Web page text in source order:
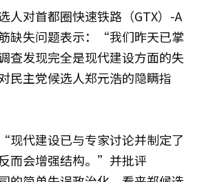
人对首都圈快速铁路（GTX）-A
缺失问题表示：“我们昨天已掌
查发现完全是现代建设方面的失
民主党候选人郑元浩的隐瞒指
现代建设已与专家讨论并制定了
而会增强结构。”并批评